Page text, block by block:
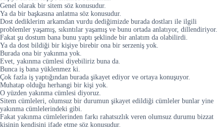
Genel olarak bir sitem söz konusudur.
Ya da bir başkasına anlatma söz konusudur.
Dost dediklerim arkamdan vurdu dediğimizde burada dostları ile ilgili
problemler yaşamış, sıkıntılar yaşamış ve bunu ortada anlatıyor, dillendiriyor.
Fakat şu dostum bana bunu yaptı şeklinde bir anlatım da olabilirdi.
Ya da dost bildiği bir kişiye birebir ona bir serzeniş yok.
Burada ona bir yakınma yok.
Evet, yakınma cümlesi diyebiliriz buna da.
Bunca iş bana yüklenmez ki.
Çok fazla iş yaptığından burada şikayet ediyor ve ortaya konuşuyor.
Muhatap olduğu herhangi bir kişi yok.
O yüzden yakınma cümlesi diyoruz.
Sitem cümleleri, olumsuz bir durumun şikayet edildiği cümleler bunlar yine
yakınma cümlelerindeki gibi.
Fakat yakınma cümlelerinden farkı rahatsızlık veren olumsuz durumu bizzat
kişinin kendisini ifade etme söz konusudur.